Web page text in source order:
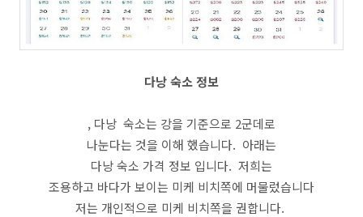
다낭 숙소 정보
, 다낭 숙소는 강을 기준으로 2군데로
나눈다는 것을 이해 했습니다. 아래는
다낭 숙소 가격 정보 입니다. 저희는
조용하고 바다가 보이는 미케 비치쪽에 머물렀습니다
저는 개인적으로 미케 비치쪽을 권합니다.